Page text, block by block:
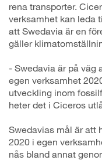
rena transporter.
verksamhet kan leda
att Swedavia är en
gäller
- Swedavia är på väg
egen verksamhet
utveckling inom
heter det i Ciceros
Swedavias mål är att
2020 i egen
nås bland annat